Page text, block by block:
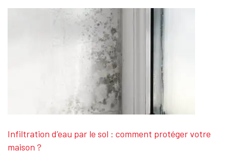
Infiltration d’eau par le sol : comment protéger votre
maison ?